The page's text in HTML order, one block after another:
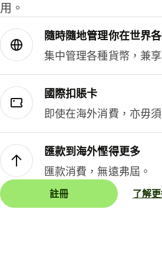
用。
隨時隨地管理你在世界
集中管理各種貨幣，兼
國際扣賬卡
即使在海外消費，亦毋
匯款到海外慳得更多
匯款消費，無遠弗屆。
註冊 了解